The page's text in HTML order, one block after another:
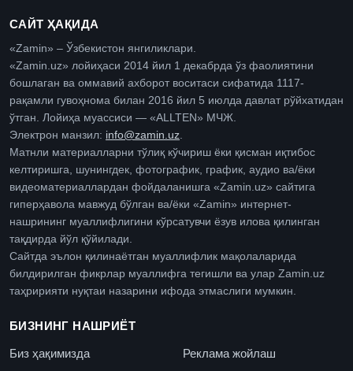
САЙТ ҲАҚИДА
«Zamin» – Ўзбекистон янгиликлари.
«Zamin.uz» лойиҳаси 2014 йил 1 декабрда ўз фаолиятини
бошлаган ва оммавий ахборот воситаси сифатида 1117-
рақамли гувоҳнома билан 2016 йил 5 июлда давлат рўйхатидан
ўтган. Лойиҳа муассиси — «ALLTEN» МЧЖ.
Электрон манзил: info@zamin.uz.
Матнли материалларни тўлиқ кўчириш ёки қисман иқтибос
келтиришга, шунингдек, фотографик, график, аудио ва/ёки
видеоматериаллардан фойдаланишга «Zamin.uz» сайтига
гиперҳавола мавжуд бўлган ва/ёки «Zamin» интернет-
нашрининг муаллифлигини кўрсатувчи ёзув илова қилинган
тақдирда йўл қўйилади.
Сайтда эълон қилинаётган муаллифлик мақолаларида
билдирилган фикрлар муаллифга тегишли ва улар Zamin.uz
таҳририяти нуқтаи назарини ифода этмаслиги мумкин.
БИЗНИНГ НАШРИЁТ
Биз ҳақимизда Реклама жойлаш